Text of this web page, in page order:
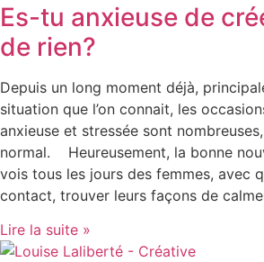
Es-tu anxieuse de
de rien?
Depuis un long moment déjà,
situation que l’on connait, les
anxieuse et stressée sont
normal. Heureusement, la bonne
vois tous les jours des femmes, avec
contact, trouver leurs façons de
Lire la suite »